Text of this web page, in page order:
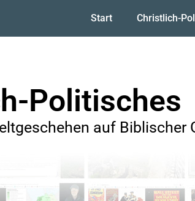
Start Christlich-
Politisches
auf Biblischer